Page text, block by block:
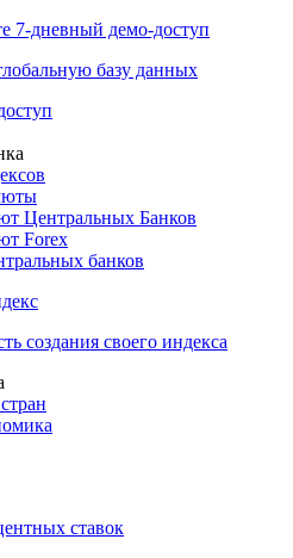
7-дневный демо-доступ
базу данных
Центральных Банков
Forex
банков
создания своего индекса
ставок